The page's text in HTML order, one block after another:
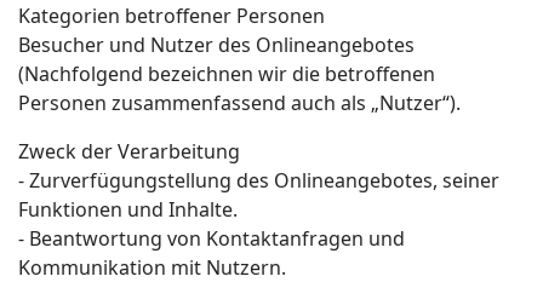
Kategorien betroffener Personen
Besucher und Nutzer des Onlineangebotes
(Nachfolgend bezeichnen wir die betroffenen
Personen zusammenfassend auch als „Nutzer“).
Zweck der Verarbeitung
- Zurverfügungstellung des Onlineangebotes, seiner
Funktionen und Inhalte.
- Beantwortung von Kontaktanfragen und
Kommunikation mit Nutzern.